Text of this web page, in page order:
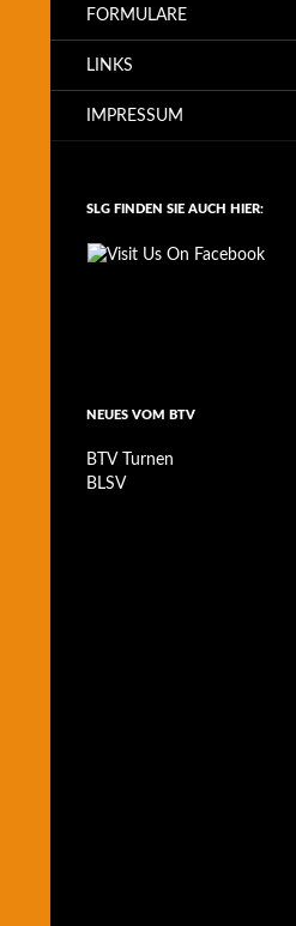
FORMULARE
LINKS
IMPRESSUM
SLG FINDEN SIE AUCH HIER:
NEUES VOM BTV
BTV Turnen
BLSV